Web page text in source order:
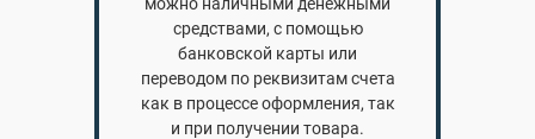
средствами, с помощью
банковской карты или
переводом по реквизитам счета
как в процессе оформления, так
и при получении товара.